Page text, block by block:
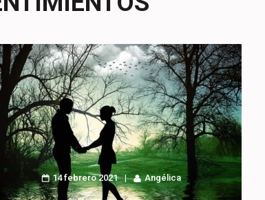
14 febrero 2021 Angélica